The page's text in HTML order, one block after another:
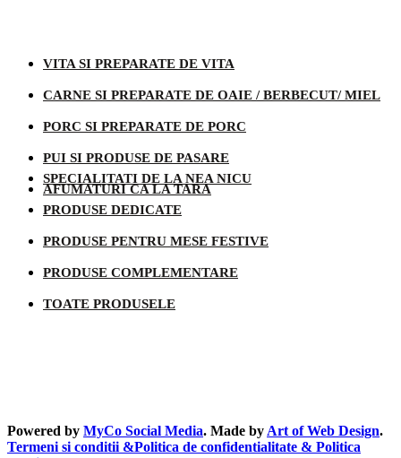
VITA SI PREPARATE DE VITA
CARNE SI PREPARATE DE OAIE / BERBECUT/ MIEL
PORC SI PREPARATE DE PORC
PUI SI PRODUSE DE PASARE
AFUMATURI CA LA TARA
SPECIALITATI DE LA NEA NICU
PRODUSE DEDICATE
PRODUSE PENTRU MESE FESTIVE
PRODUSE COMPLEMENTARE
TOATE PRODUSELE
Powered by MyCo Social Media. Made by Art of Web Design.
Termeni si conditii &Politica de confidentialitate & Politica